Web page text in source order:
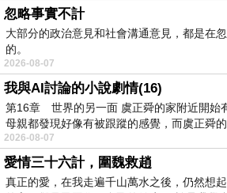
+迪士尼單頭吊燈" 開箱啦！
另外跟大家說
器+視訊盒(32PHH5210)+贈
頭吊燈"真的很夯
價格不錯的時候就要快下手
忽略事實不計
大部分的政治意見和社會溝通意見，都是在
的。
2026-08-07
我與AI討論的小說劇情(16)
第16章 世界的另一面 虞正舜的家附近開始
母親都發現好像有被跟蹤的感覺，而虞正舜
2026-08-07
愛情三十六計，圍魏救趙
真正的愛，在我走遍千山萬水之後，仍然想